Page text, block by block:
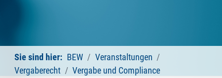
Sie sind hier: BEW
Veranstaltungen
Vergaberecht
Vergabe und Compliance